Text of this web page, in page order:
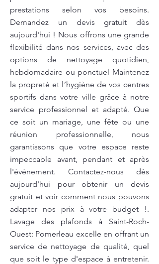
prestations selon vos besoins.
Demandez un devis gratuit dès
aujourd'hui ! Nous offrons une grande
flexibilité dans nos services, avec des
options de nettoyage quotidien,
hebdomadaire ou ponctuel Maintenez
la propreté et l’hygiène de vos centres
sportifs dans votre ville grâce à notre
service professionnel et adapté. Que
ce soit un mariage, une fête ou une
réunion professionnelle, nous
garantissons que votre espace reste
impeccable avant, pendant et après
l'événement. Contactez-nous dès
aujourd'hui pour obtenir un devis
gratuit et voir comment nous pouvons
adapter nos prix à votre budget !.
Lavage des plafonds à Saint-Roch-
Ouest: Pomerleau excelle en offrant un
service de nettoyage de qualité, quel
que soit le type d'espace à entretenir.